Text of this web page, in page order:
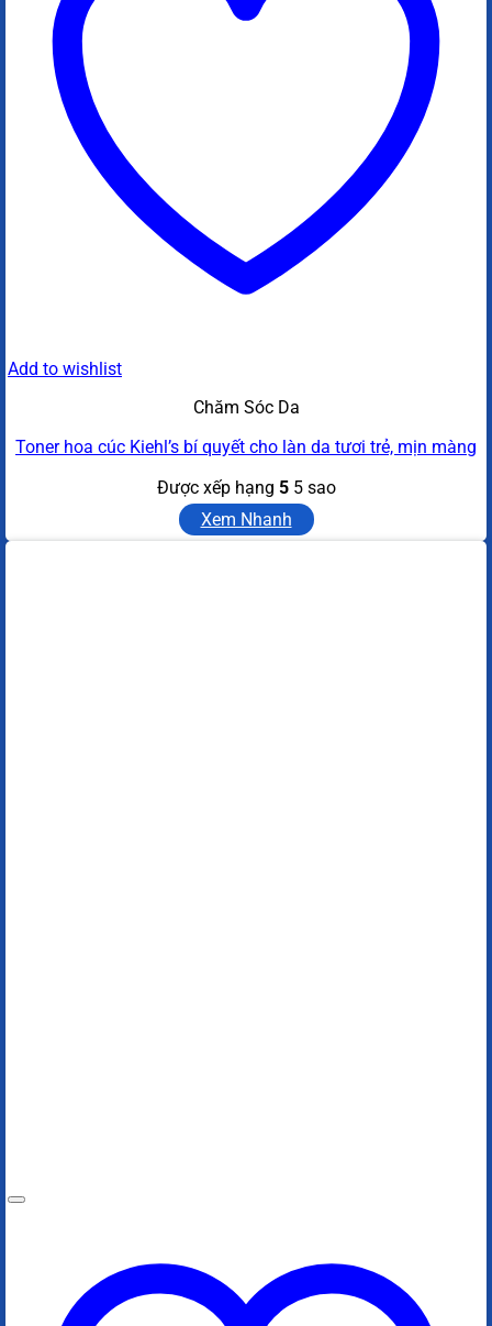
Add to wishlist
Chăm Sóc Da
Toner hoa cúc Kiehl’s bí quyết cho làn da tươi trẻ, mịn màng
Được xếp hạng 55 sao
Xem Nhanh